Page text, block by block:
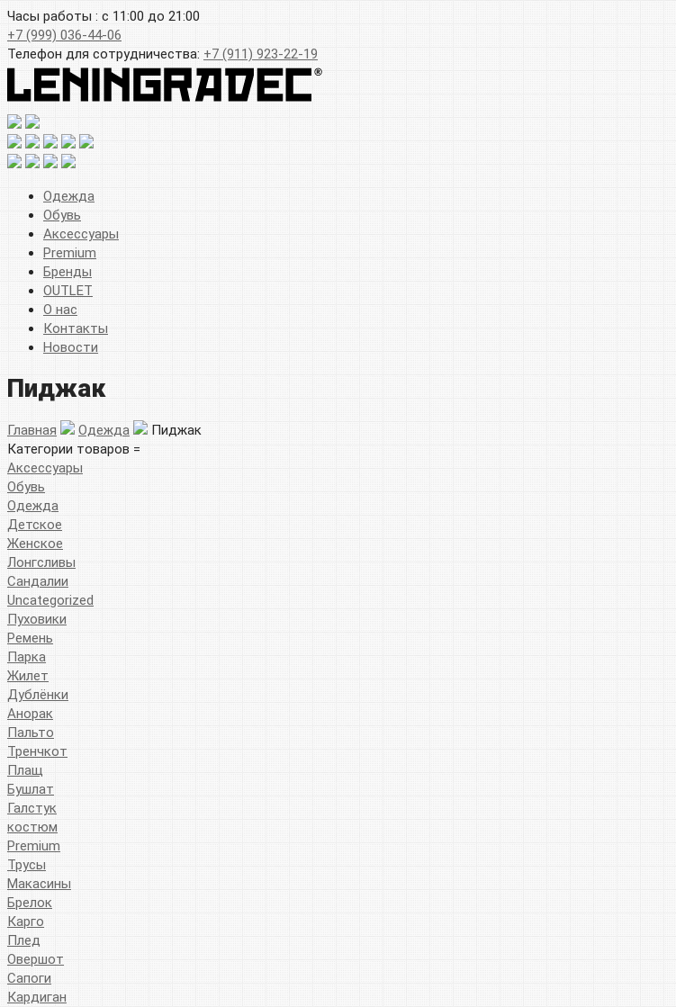
Часы работы : с 11:00 до 21:00
+7 (999) 036-44-06
Телефон для сотрудничества: +7 (911) 923-22-19
Одежда
Обувь
Аксессуары
Premium
Бренды
OUTLET
О нас
Контакты
Новости
Пиджак
Главная Одежда
Пиджак
Категории товаров =
Аксессуары
Обувь
Одежда
Детское
Женское
Лонгсливы
Сандалии
Uncategorized
Пуховики
Ремень
Парка
Жилет
Дублёнки
Анорак
Пальто
Тренчкот
Плащ
Бушлат
Галстук
костюм
Premium
Трусы
Макасины
Брелок
Карго
Плед
Овершот
Сапоги
Кардиган